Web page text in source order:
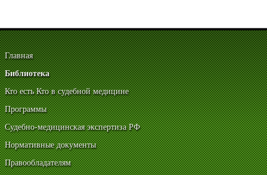
Главная
Библиотека
Кто есть Кто в судебной медицине
Программы
Судебно-медицинская экспертиза РФ
Нормативные документы
Правообладателям